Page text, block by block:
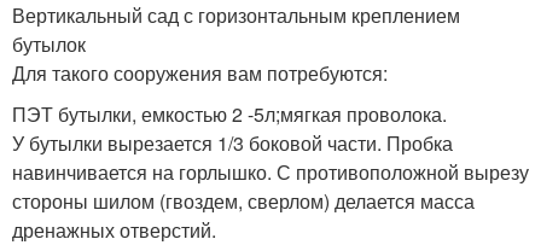
Вертикальный сад с горизонтальным креплением
бутылок
Для такого сооружения вам потребуются:
ПЭТ бутылки, емкостью 2 -5л;мягкая проволока.
У бутылки вырезается 1/3 боковой части. Пробка
навинчивается на горлышко. С противоположной вырезу
стороны шилом (гвоздем, сверлом) делается масса
дренажных отверстий.